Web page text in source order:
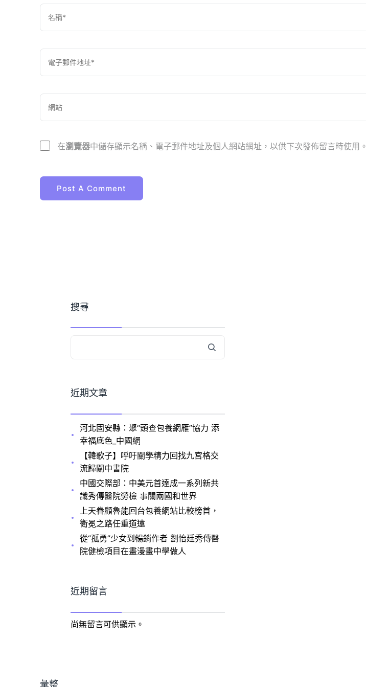
在瀏覽器中儲存顯示名稱、電子郵件地址及個人網站網址，以供下次發佈留言時使用。
搜尋
近期文章
河北固安縣：聚“頭查包養網雁”協力 添
幸福底色_中國網
【韓歌子】呼吁關學精力回找九宮格交
流歸關中書院
中國交際部：中美元首達成一系列新共
識秀傳醫院勞檢 事關兩國和世界
上天眷顧魯能回台包養網站比較榜首，
衛冕之路任重道遠
從“孤勇”少女到暢銷作者 劉怡廷秀傳醫
院健檢項目在畫漫畫中學做人
近期留言
尚無留言可供顯示。
彙整